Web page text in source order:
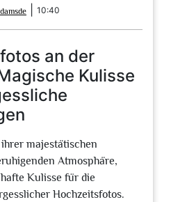
erwinadamsde
10:40
an der
Kulisse
majestätischen
Atmosphäre,
Kulisse für die
Hochzeitsfotos.